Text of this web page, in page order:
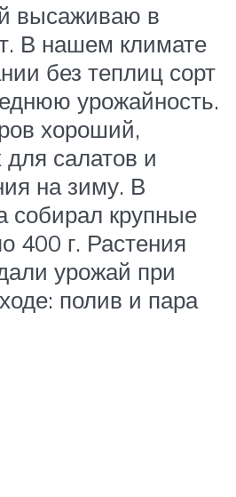
высаживаю в
В нашем климате
без теплиц сорт
урожайность.
хороший,
салатов и
на зиму. В
собирал крупные
400 г. Растения
урожай при
полив и пара